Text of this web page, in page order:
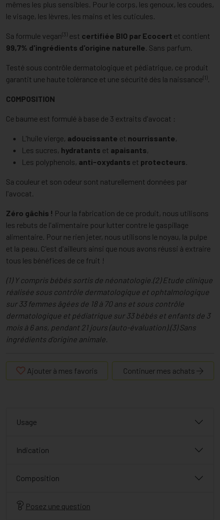
mêmes les plus sensibles. Pour le corps, les genoux, les coudes,
le visage, les lèvres, les mains et les cuticules.
Sa formule vegan(3) est certifiée BIO par Ecocert et contient
99,7% d'ingrédients d'origine naturelle. Sans parfum.
Testé sous contrôle dermatologique et pédiatrique, ce produit
garantit une haute tolérance et une sécurité dès la naissance(1).
COMPOSITION
Ce baume est formulé à base de 3 extraits d'avocat :
L'huile vierge, adoucissante et nourrissante,
Les sucres, hydratants et apaisants,
Les polyphenols, anti-oxydants et protecteurs.
Sa couleur et son odeur sont naturellement données par
l'avocat.
Zéro gâchis ! Pour la fabrication de ce produit, nous utilisons
les rebuts de l'alimentaire pour lutter contre le gaspillage
alimentaire. Pour ne rien jeter, nous utilisons le noyau, la pulpe
et la peau. C'est d'ailleurs ainsi que nous avons réussi à extraire
tous les bénéfices de ce fruit !
(1) Y compris bébés sortis de néonatologie.(2) Etude clinique
réalisée sous contrôle dermatologique et ophtalmologique
sur 33 femmes âgées de 18 à 70 ans et sous contrôle
dermatologique et pédiatrique sur 33 bébés et enfants de 3
mois à 6 ans, pendant 21 jours (auto-évaluation).(3) Sans
ingrédients d'origine animale.
Ajouter à mes favoris Continuer mes achats
Usage
Indication
Composition
Posez une question